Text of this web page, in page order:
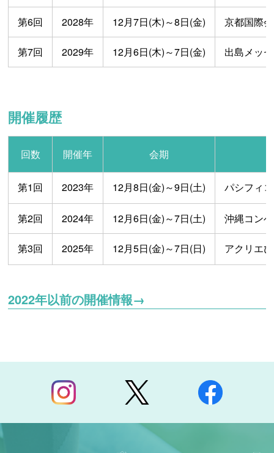
第6回 2028年 12月7日(木)～8日(金) 京都国際
第7回 2029年 12月6日(木)～7日(金) 出島メッ
開催履歴
回数 開催年 会期
第1回 2023年 12月8日(金)～9日(土) パシフィ
第2回 2024年 12月6日(金)～7日(土) 沖縄コン
第3回 2025年 12月5日(金)～7日(日) アクリエ
2022年以前の開催情報→